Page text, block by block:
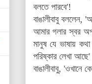
বলতে পারবে'!
বাঙালীবাবু বললেন,
আমার গলার স্বর
মানুষ যে ভাষায়
পরিষ্কার লেখা
বাঙালীবাবু, 'ওখানে